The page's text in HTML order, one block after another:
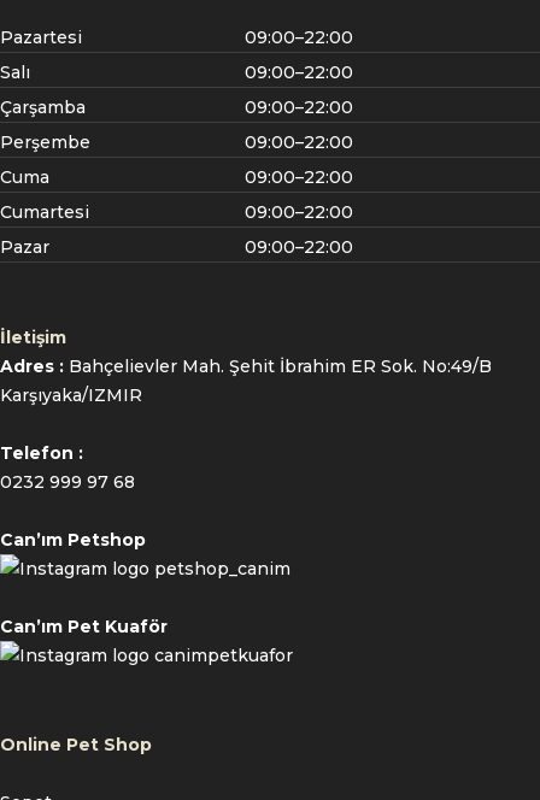
Pazartesi
09:00–22:00
Salı
09:00–22:00
Çarşamba
09:00–22:00
Perşembe
09:00–22:00
Cuma
09:00–22:00
Cumartesi
09:00–22:00
Pazar
09:00–22:00
İletişim
Adres : Bahçelievler Mah. Şehit İbrahim ER Sok. No:49/B
Karşıyaka/IZMIR
Telefon :
0232 999 97 68
Can’ım Petshop
petshop_canim
Can’ım Pet Kuaför
canimpetkuafor
Online Pet Shop